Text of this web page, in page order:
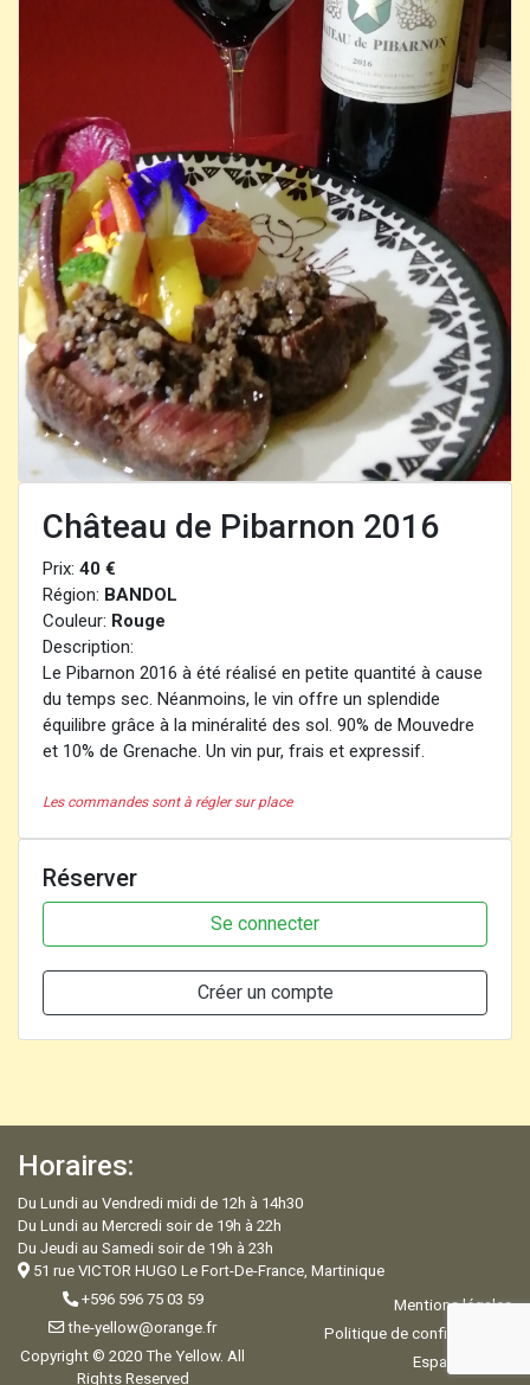
Château de Pibarnon 2016
Prix: 40 €
Région: BANDOL
Couleur: Rouge
Description:
Le Pibarnon 2016 à été réalisé en petite quantité à cause
du temps sec. Néanmoins, le vin offre un splendide
équilibre grâce à la minéralité des sol. 90% de Mouvedre
et 10% de Grenache. Un vin pur, frais et expressif.
Les commandes sont à régler sur place
Réserver
Se connecter
Créer un compte
Horaires:
Du Lundi au Vendredi midi de 12h à 14h30
Du Lundi au Mercredi soir de 19h à 22h
Du Jeudi au Samedi soir de 19h à 23h
51 rue VICTOR HUGO Le Fort-De-France, Martinique
+596 596 75 03 59
the-yellow@orange.fr
Copyright © 2020 The Yellow. All
Rights Reserved
Mentions légales
Politique de confidentialité
Espace Admin